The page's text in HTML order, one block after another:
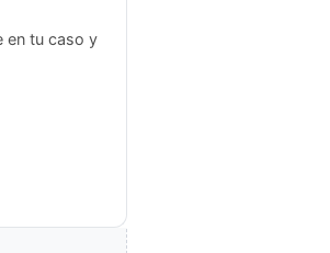
en tu caso y